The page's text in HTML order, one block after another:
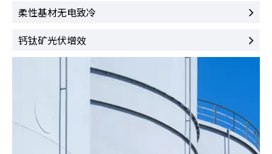
长期户外环境考验。适
于建筑屋面、仓储顶
棚、露天顶棚等多处基
面，一站式解决防水与
降温两大需求，是户外
基面防护的优质选材。
致冷涂料施工提供平整
料损耗率。
柔性基材无电致冷
钙钛矿光伏增效